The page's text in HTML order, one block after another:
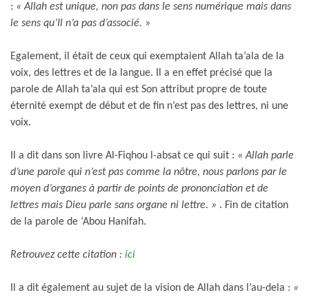
: « Allah est unique, non pas dans le sens numérique mais dans
le sens qu’Il n’a pas d’associé. »
Egalement, il était de ceux qui exemptaient Allah ta’ala de la
voix, des lettres et de la langue. Il a en effet précisé que la
parole de Allah ta’ala qui est Son attribut propre de toute
éternité exempt de début et de fin n’est pas des lettres, ni une
voix.
Il a dit dans son livre Al-Fiqhou l-absat ce qui suit : « Allah parle
d’une parole qui n’est pas comme la nôtre, nous parlons par le
moyen d’organes à partir de points de prononciation et de
lettres mais Dieu parle sans organe ni lettre. » . Fin de citation
de la parole de ‘Abou Hanifah.
Retrouvez cette citation : ici
Il a dit également au sujet de la vision de Allah dans l’au-dela : «